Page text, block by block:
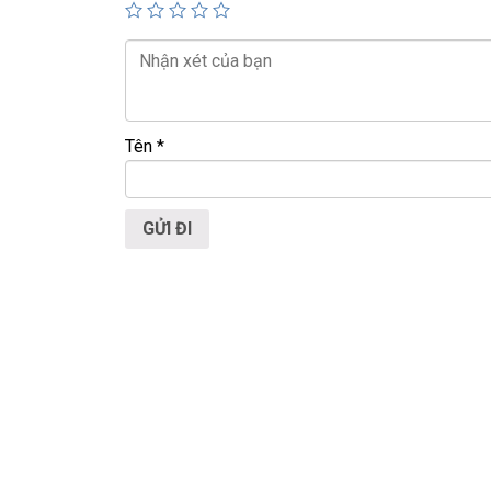
📍 Địa chỉ:60/26 Đồng Đen, P. Tân Bình, TP.HCM
🌐
Tất cảsản phẩm tại Laptop Triều Phát
Tên *